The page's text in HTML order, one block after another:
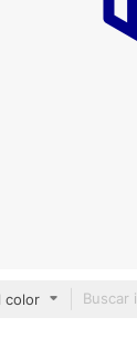
color